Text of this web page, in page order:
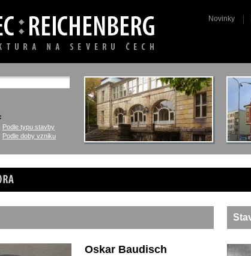
Novinky
Podle typu stavby
Podle doby vzniku
Oskar Baudisch